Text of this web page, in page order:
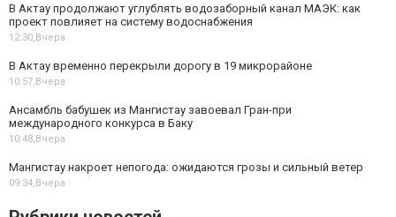
В Актау продолжают углублять водозаборный канал МАЭК: как
проект повлияет на систему водоснабжения
12:30,Вчера
В Актау временно перекрыли дорогу в 19 микрорайоне
10:57,Вчера
Ансамбль бабушек из Мангистау завоевал Гран-при
международного конкурса в Баку
10:48,Вчера
Мангистау накроет непогода: ожидаются грозы и сильный ветер
09:34,Вчера